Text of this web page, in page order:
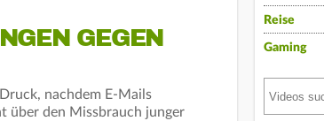
GEGEN
nachdem E-Mails
über den Missbrauch junger
Reise
Gaming